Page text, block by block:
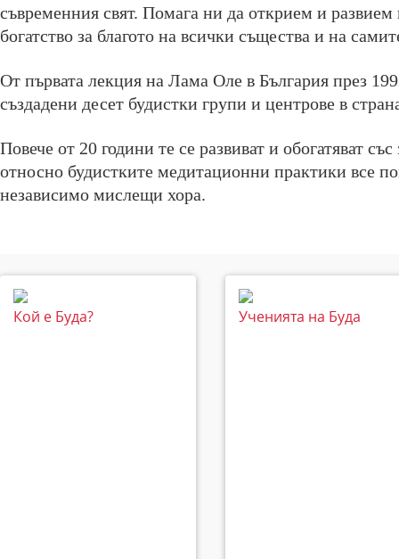
съвременния свят. Помага ни да открием и
богатство за благото на всички същества и на
От първата лекция на Лама Оле в България през
създадени десет будистки групи и центрове в
Повече от 20 години те се развиват и обогатяват
относно будистките медитационни практики все
независимо мислещи хора.
Кой е Буда? Ученията на Буда